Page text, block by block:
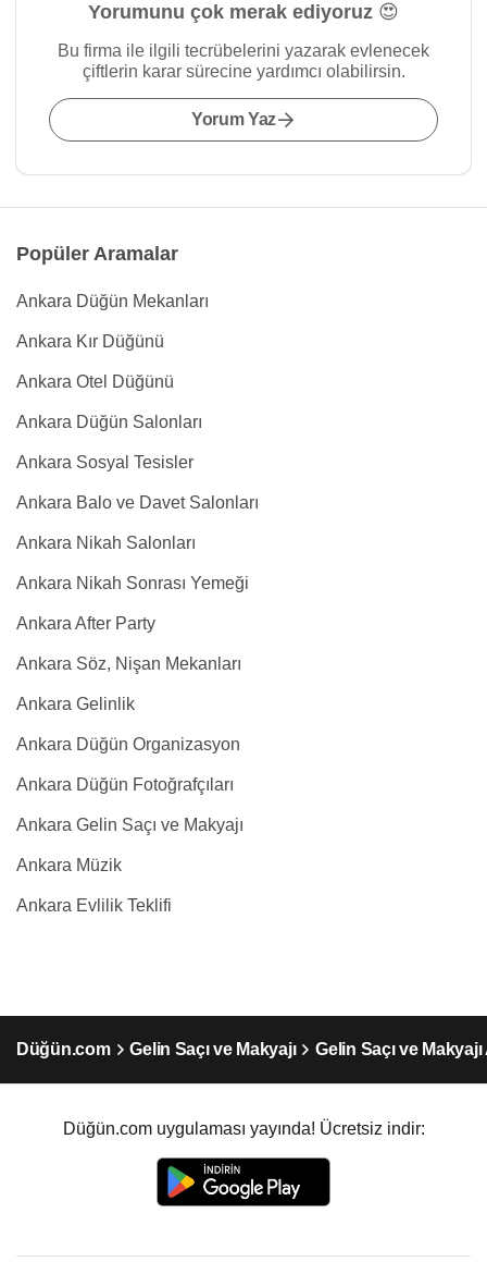
Yorumunu çok merak ediyoruz 😍
Bu firma ile ilgili tecrübelerini yazarak evlenecek
çiftlerin karar sürecine yardımcı olabilirsin.
Yorum Yaz
Popüler Aramalar
Ankara Düğün Mekanları
Ankara Kır Düğünü
Ankara Otel Düğünü
Ankara Düğün Salonları
Ankara Sosyal Tesisler
Ankara Balo ve Davet Salonları
Ankara Nikah Salonları
Ankara Nikah Sonrası Yemeği
Ankara After Party
Ankara Söz, Nişan Mekanları
Ankara Gelinlik
Ankara Düğün Organizasyon
Ankara Düğün Fotoğrafçıları
Ankara Gelin Saçı ve Makyajı
Ankara Müzik
Ankara Evlilik Teklifi
Düğün.com Gelin Saçı ve Makyajı Gelin Saçı ve
Düğün.com uygulaması yayında! Ücretsiz indir: